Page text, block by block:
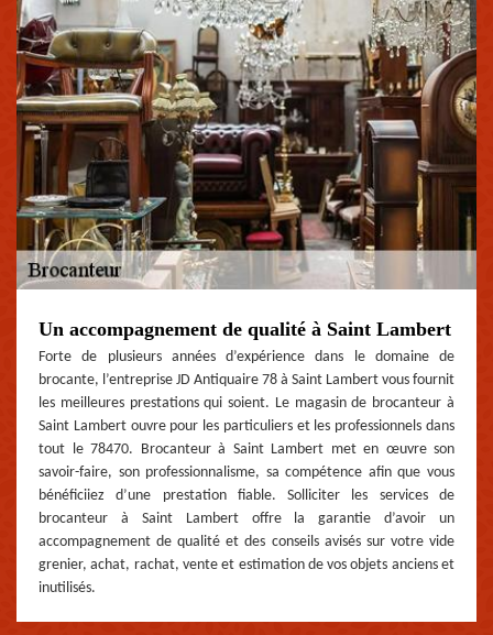
Un accompagnement de qualité à Saint Lambert
Forte de plusieurs années d’expérience dans le domaine de
brocante, l’entreprise JD Antiquaire 78 à Saint Lambert vous fournit
les meilleures prestations qui soient. Le magasin de brocanteur à
Saint Lambert ouvre pour les particuliers et les professionnels dans
tout le 78470. Brocanteur à Saint Lambert met en œuvre son
savoir-faire, son professionnalisme, sa compétence afin que vous
bénéficiiez d’une prestation fiable. Solliciter les services de
brocanteur à Saint Lambert offre la garantie d’avoir un
accompagnement de qualité et des conseils avisés sur votre vide
grenier, achat, rachat, vente et estimation de vos objets anciens et
inutilisés.